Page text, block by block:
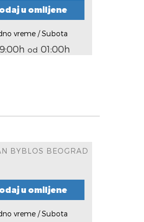
u omiljene
vreme / Subota
od 01:00h
BYBLOS BEOGRAD
u omiljene
vreme / Subota